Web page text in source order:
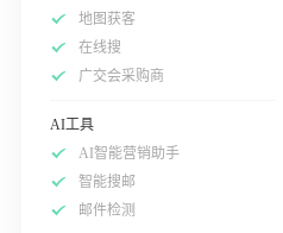
地图获客
在线搜
广交会采购商
AI工具
AI智能营销助手
智能搜邮
邮件检测